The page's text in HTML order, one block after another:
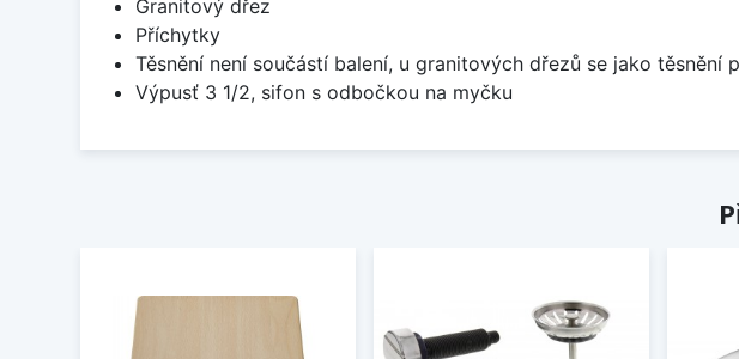
Granitový dřez
Příchytky
Těsnění není součástí balení, u granitových dřezů se jako těsnění
Výpusť 3 1/2, sifon s odbočkou na myčku